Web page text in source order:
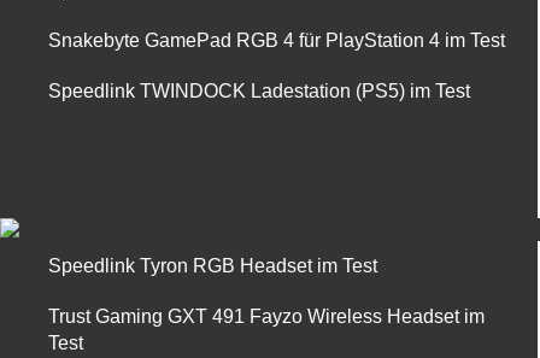
Snakebyte GamePad RGB 4 für PlayStation 4 im Test
Speedlink TWINDOCK Ladestation (PS5) im Test
Speedlink Tyron RGB Headset im Test
Trust Gaming GXT 491 Fayzo Wireless Headset im
Test